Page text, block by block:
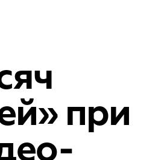
retailer and a
при